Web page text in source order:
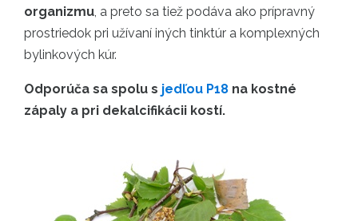
organizmu, a preto sa tiež podáva ako prípravný
prostriedok pri užívaní iných tinktúr a komplexných
bylinkových kúr.
Odporúča sa spolu s jedľou P18 na kostné
zápaly a pri dekalcifikácii kostí.